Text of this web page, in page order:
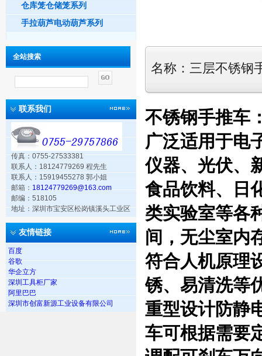
仓库笼仓储笼系列
手拉葫芦电动葫芦系列
全站搜索
联系我们
传真：0755-27533381
联系人：18124779269 程先生
联系人：15919455278 郭小姐
邮箱：18124779269@163.com
邮编：518105
地址：深圳市宝安区松岗镇溪头工业区
友情链接
百度
谷歌
华企立方
深圳工具柜厂家
阿里巴巴
深圳市创富新源工业设备有限公司
名称： 三层不锈钢
不锈钢手推车
广泛适用于电
仪器、光伏、
食品饮料、日
类实验室等各
间，无尘室内
符合人机原理
锈、易清洗等
重型设计防静
车可根据需要